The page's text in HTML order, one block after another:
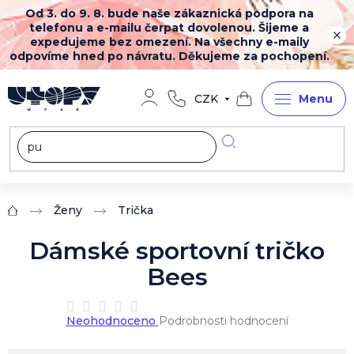
Přejít
na
obsah
Od 3. do 9. 8. bude naše zákaznická podpora na
telefonu a e-mailu čerpat dovolenou. Šijeme a
expedujeme bez omezení. Na všechny e-maily
odpovíme hned po návratu. Děkujeme za pochopení.
CZK
Nákupní
košík
Domů Ženy Trička
Dámské sportovní tričko
Bees
Průměrné
hodnocení
Neohodnoceno Podrobnosti hodnocení